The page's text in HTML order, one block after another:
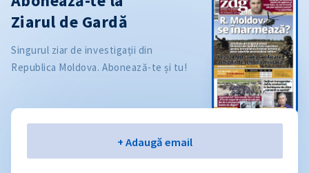
Ziarul de Gardă
Singurul ziar de investigații din
Republica Moldova. Abonează-te și tu!
+ Adaugă email